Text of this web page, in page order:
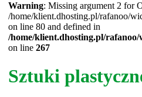
Warning: Missing argument 2 for
/home/klient.dhosting.pl/rafanoo/
on line 80 and defined in
/home/klient.dhosting.pl/
on line 267
Sztuki